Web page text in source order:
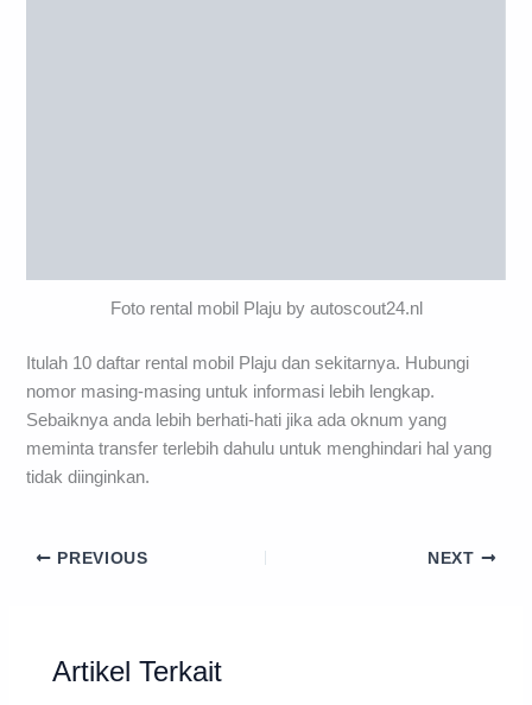
Foto rental mobil Plaju by autoscout24.nl
Itulah 10 daftar rental mobil Plaju dan sekitarnya. Hubungi
nomor masing-masing untuk informasi lebih lengkap.
Sebaiknya anda lebih berhati-hati jika ada oknum yang
meminta transfer terlebih dahulu untuk menghindari hal yang
tidak diinginkan.
PREVIOUS NEXT
Artikel Terkait